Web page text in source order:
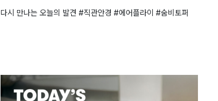
다시 만나는 오늘의 발견 #직관안경 #에어플라이 #숨비토퍼